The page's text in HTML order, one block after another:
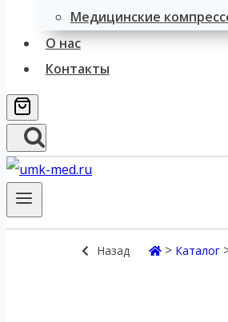
Медицинские
О нас
Контакты
Назад > Каталог